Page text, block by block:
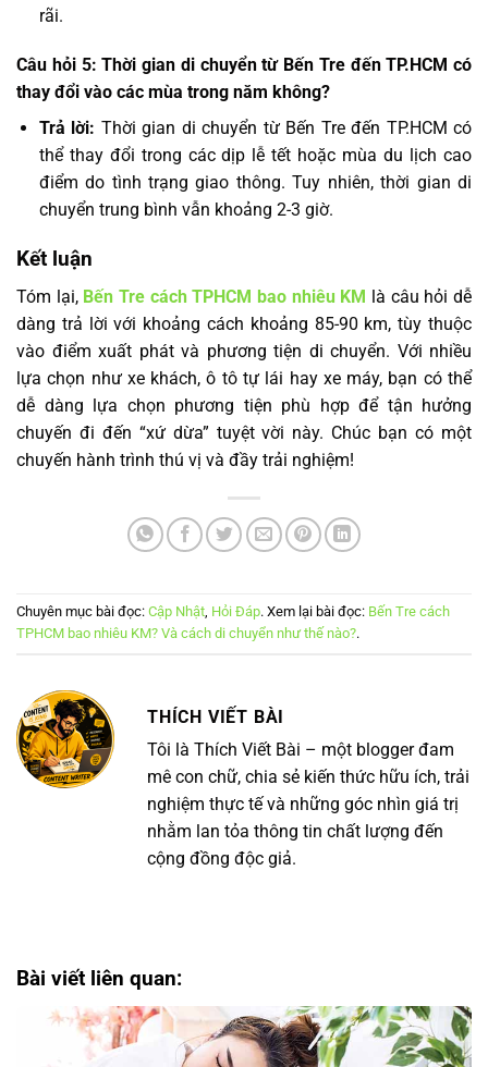
rãi.
Câu hỏi 5: Thời gian di chuyển từ Bến Tre đến TP.HCM có
thay đổi vào các mùa trong năm không?
Trả lời: Thời gian di chuyển từ Bến Tre đến TP.HCM có
thể thay đổi trong các dịp lễ tết hoặc mùa du lịch cao
điểm do tình trạng giao thông. Tuy nhiên, thời gian di
chuyển trung bình vẫn khoảng 2-3 giờ.
Kết luận
Tóm lại, Bến Tre cách TPHCM bao nhiêu KM là câu hỏi dễ
dàng trả lời với khoảng cách khoảng 85-90 km, tùy thuộc
vào điểm xuất phát và phương tiện di chuyển. Với nhiều
lựa chọn như xe khách, ô tô tự lái hay xe máy, bạn có thể
dễ dàng lựa chọn phương tiện phù hợp để tận hưởng
chuyến đi đến “xứ dừa” tuyệt vời này. Chúc bạn có một
chuyến hành trình thú vị và đầy trải nghiệm!
Chuyên mục bài đọc: Cập Nhật, Hỏi Đáp. Xem lại bài đọc: Bến Tre cách
TPHCM bao nhiêu KM? Và cách di chuyển như thế nào?.
THÍCH VIẾT BÀI
Tôi là Thích Viết Bài – một blogger đam
mê con chữ, chia sẻ kiến thức hữu ích, trải
nghiệm thực tế và những góc nhìn giá trị
nhằm lan tỏa thông tin chất lượng đến
cộng đồng độc giả.
Bài viết liên quan: